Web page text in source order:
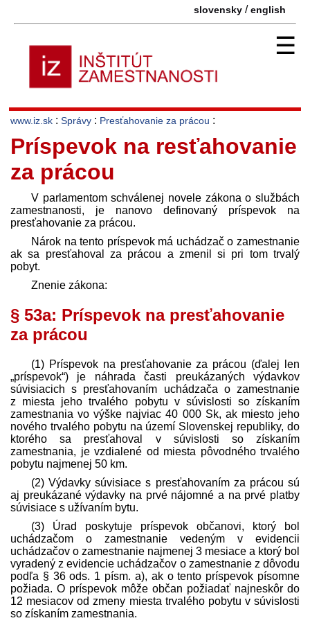
slovensky /english
☰
www.iz.sk : Správy : Presťahovanie za prácou :
Príspevok na resťahovanie
za prácou
V parlamentom schválenej novele zákona o službách
zamestnanosti, je nanovo definovaný príspevok na
presťahovanie za prácou.
Nárok na tento príspevok má uchádzač o zamestnanie
ak sa presťahoval za prácou a zmenil si pri tom trvalý
pobyt.
Znenie zákona:
§ 53a: Príspevok na presťahovanie
za prácou
(1) Príspevok na presťahovanie za prácou (ďalej len
„príspevok“) je náhrada časti preukázaných výdavkov
súvisiacich s presťahovaním uchádzača o zamestnanie
z miesta jeho trvalého pobytu v súvislosti so získaním
zamestnania vo výške najviac 40 000 Sk, ak miesto jeho
nového trvalého pobytu na území Slovenskej republiky, do
ktorého sa presťahoval v súvislosti so získaním
zamestnania, je vzdialené od miesta pôvodného trvalého
pobytu najmenej 50 km.
(2) Výdavky súvisiace s presťahovaním za prácou sú
aj preukázané výdavky na prvé nájomné a na prvé platby
súvisiace s užívaním bytu.
(3) Úrad poskytuje príspevok občanovi, ktorý bol
uchádzačom o zamestnanie vedeným v evidencii
uchádzačov o zamestnanie najmenej 3 mesiace a ktorý bol
vyradený z evidencie uchádzačov o zamestnanie z dôvodu
podľa § 36 ods. 1 písm. a), ak o tento príspevok písomne
požiada. O príspevok môže občan požiadať najneskôr do
12 mesiacov od zmeny miesta trvalého pobytu v súvislosti
so získaním zamestnania.